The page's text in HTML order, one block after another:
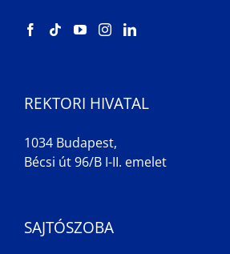
REKTORI HIVATAL
1034 Budapest,
Bécsi út 96/B I-II. emelet
SAJTÓSZOBA